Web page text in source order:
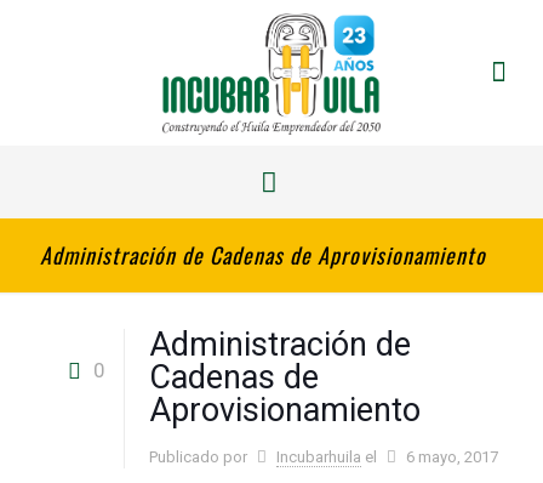
Administración de Cadenas de Aprovisionamiento
0
Administración de
Cadenas de
Aprovisionamiento
Publicado por Incubarhuila el 6 mayo, 2017